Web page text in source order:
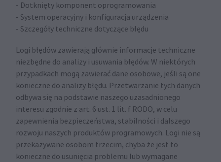
- Dotknięty komponent oprogramowania
- System operacyjny i konfiguracja urządzenia
- Szczegóły techniczne dotyczące błędu
Logi błędów zawierają głównie informacje techniczne
niezbędne do analizy i usuwania błędów. W niektórych
przypadkach mogą zawierać dane osobowe, jeśli są one
konieczne do analizy błędu. Przetwarzanie tych danych
odbywa się na podstawie naszego uzasadnionego
interesu zgodnie z art. 6 ust. 1 lit. f RODO, w celu
zapewnienia bezpieczeństwa, stabilności i dalszego
rozwoju naszych produktów programowych. Logi nie są
przekazywane osobom trzecim, chyba że jest to
konieczne do usunięcia problemu lub wymagane